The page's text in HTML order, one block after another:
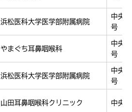
浜松医科大学医学部附属病院
中央
号
やまぐち耳鼻咽喉科
中央
号
浜松医科大学医学部附属病院
中央
号
山田耳鼻咽喉科クリニック 中央